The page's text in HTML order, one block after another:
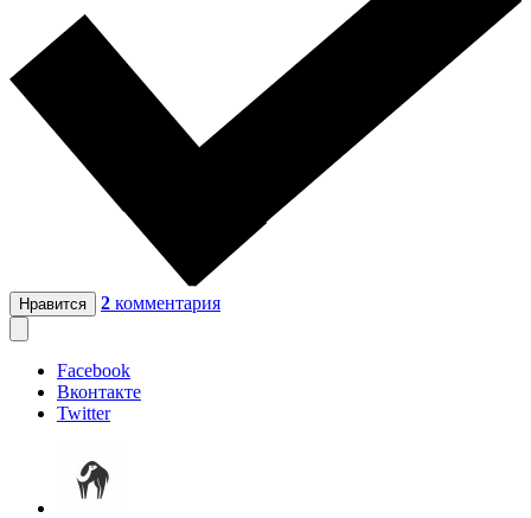
Нравится 2 комментария
Facebook
Вконтакте
Twitter